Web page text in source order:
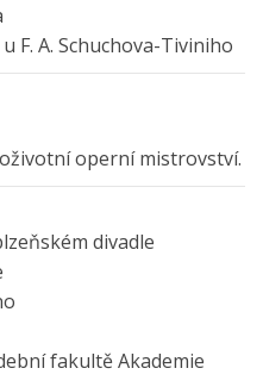
F. A. Schuchova-Tiviniho
operní mistrovství.
divadle
fakultě Akademie